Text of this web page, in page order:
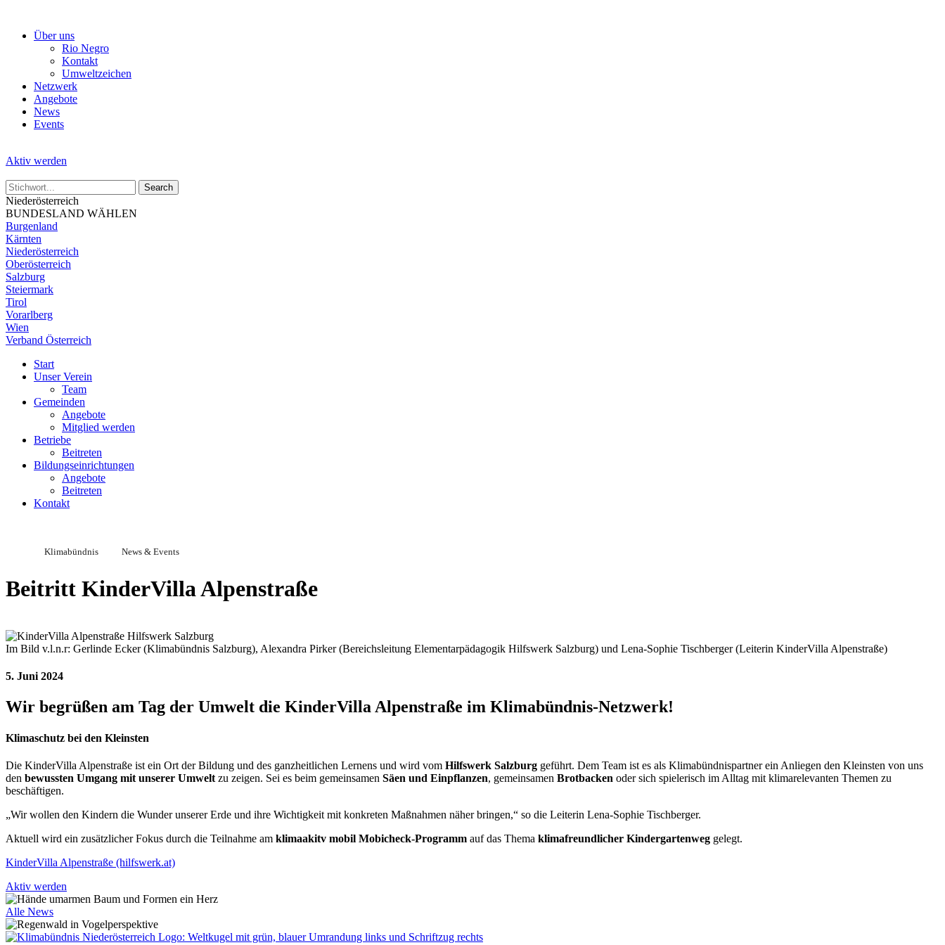
Über uns
Rio Negro
Kontakt
Umweltzeichen
Netzwerk
Angebote
News
Events
Aktiv werden
Niederösterreich
BUNDESLAND WÄHLEN
Burgenland
Kärnten
Niederösterreich
Oberösterreich
Salzburg
Steiermark
Tirol
Vorarlberg
Wien
Verband Österreich
Start
Unser Verein
Team
Gemeinden
Angebote
Mitglied werden
Betriebe
Beitreten
Bildungseinrichtungen
Angebote
Beitreten
Kontakt
Klimabündnis News & Events
Beitritt KinderVilla Alpenstraße
Im Bild v.l.n.r: Gerlinde Ecker (Klimabündnis Salzburg), Alexandra Pirker (Bereichsleitung Elementarpädagogik Hilfswerk Salzburg) und Lena-Sophie Tischberger (Leiterin KinderVilla Alpenstraße)
5. Juni 2024
Wir begrüßen am Tag der Umwelt die KinderVilla Alpenstraße im Klimabündnis-Netzwerk!
Klimaschutz bei den Kleinsten
Die KinderVilla Alpenstraße ist ein Ort der Bildung und des ganzheitlichen Lernens und wird vom Hilfswerk Salzburg geführt. Dem Team ist es als Klimabündnispartner ein Anliegen den Kleinsten von uns
den bewussten Umgang mit unserer Umwelt zu zeigen. Sei es beim gemeinsamen Säen und Einpflanzen, gemeinsamen Brotbacken oder sich spielerisch im Alltag mit klimarelevanten Themen zu
beschäftigen.
„Wir wollen den Kindern die Wunder unserer Erde und ihre Wichtigkeit mit konkreten Maßnahmen näher bringen,“ so die Leiterin Lena-Sophie Tischberger.
Aktuell wird ein zusätzlicher Fokus durch die Teilnahme am klimaakitv mobil Mobicheck-Programm auf das Thema klimafreundlicher Kindergartenweg gelegt.
KinderVilla Alpenstraße (hilfswerk.at)
Aktiv werden
Alle News